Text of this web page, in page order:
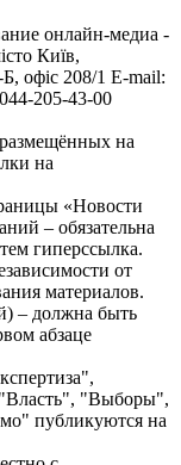
онлайн-медиа -
Київ,
208/1 E-mail:
205-43-00
на
на
«Новости
– обязательна
гиперссылка.
от
материалов.
– должна быть
абзаце
"Выборы",
публикуются на